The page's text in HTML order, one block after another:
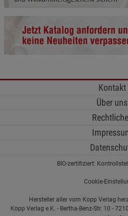
Kontakt
Über uns
BIO-zertifiziert:
Cookie-
Hersteller aller vom Kopp Verlag
Kopp Verlag e.K. - Bertha-Benz-Str. 10 -
Funktionale Cookies
Beschreibung Funktionale Cookies
Statistik Cookies (2)
Beschreibung Statistik Cookies
Cookie-Informationen
Marketing Cookies